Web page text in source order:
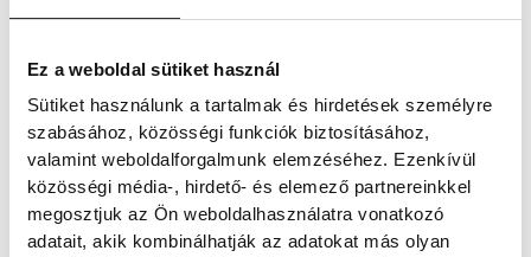
Ez a weboldal sütiket használ
Sütiket használunk a tartalmak és hirdetések személyre
szabásához, közösségi funkciók biztosításához,
valamint weboldalforgalmunk elemzéséhez. Ezenkívül
közösségi média-, hirdető- és elemező partnereinkkel
megosztjuk az Ön weboldalhasználatra vonatkozó
adatait, akik kombinálhatják az adatokat más olyan
uniós átlagnál többen tartanak társállatot,
sajnos ez nem mindig jár együtt a felelős
gondolkodással – éppen ezért van szükség
arra, hogy már gyermekkortól kezdve
tanítsuk a helyes szemléletet, zárta
gondolatait Ovádi Péter.